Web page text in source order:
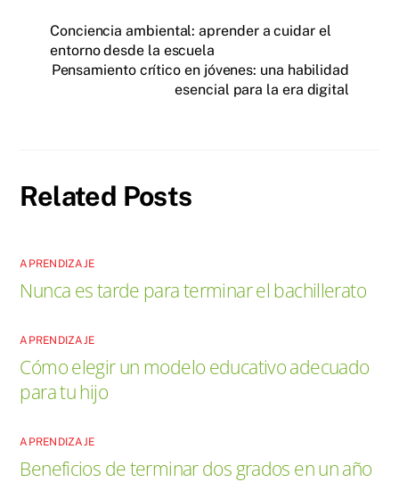
Conciencia ambiental: aprender a cuidar el
entorno desde la escuela
Pensamiento crítico en jóvenes: una habilidad
esencial para la era digital
Related Posts
APRENDIZAJE
Nunca es tarde para terminar el bachillerato
APRENDIZAJE
Cómo elegir un modelo educativo adecuado
para tu hijo
APRENDIZAJE
Beneficios de terminar dos grados en un año